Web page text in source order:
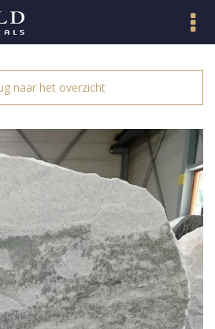
naar het overzicht